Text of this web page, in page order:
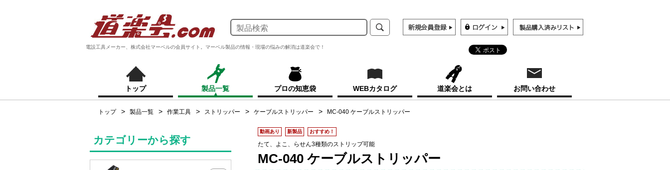
電設工具メーカー、株式会社マーベルの会員サイト。マーベル製品の情報・現場の悩みの解消は道楽会で！
トップ 製品一覧 プロの知恵袋 WEBカタログ 道楽会とは お問い合わせ
トップ 製品一覧 作業工具 ストリッパー ケーブルストリッパー MC-040 ケーブルストリッパー
動画あり 新製品 おすすめ！
たて、よこ、らせん3種類のストリップ可能
MC-040 ケーブルストリッパー
カテゴリーから探す